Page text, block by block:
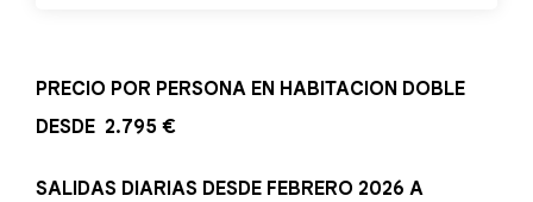
PRECIO POR PERSONA EN HABITACION DOBLE
DESDE 2.795 €
SALIDAS DIARIAS DESDE FEBRERO 2026 A